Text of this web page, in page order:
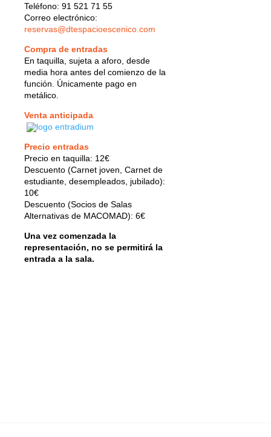
Teléfono: 91 521 71 55
Correo electrónico:
reservas@dtespacioescenico.com
Compra de entradas
En taquilla, sujeta a aforo, desde
media hora antes del comienzo de la
función. Únicamente pago en
metálico.
Venta anticipada
Precio entradas
Precio en taquilla: 12€
Descuento (Carnet joven, Carnet de
estudiante, desempleados, jubilado):
10€
Descuento (Socios de Salas
Alternativas de MACOMAD): 6€
Una vez comenzada la
representación, no se permitirá la
entrada a la sala.